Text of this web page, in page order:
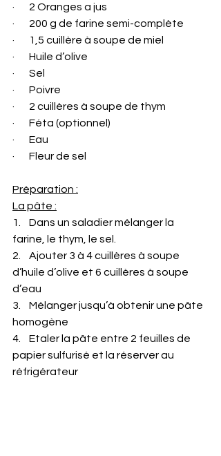
·       2 Oranges a jus
·       200 g de farine semi-complète
·       1,5 cuillère à soupe de miel
·       Huile d’olive
·       Sel
·       Poivre
·       2 cuillères à soupe de thym
·       Féta (optionnel)
·       Eau
·       Fleur de sel
Préparation :
La pâte :
1.    Dans un saladier mélanger la
farine, le thym, le sel.
2.    Ajouter 3 à 4 cuillères à soupe
d’huile d’olive et 6 cuillères à soupe
d’eau
3.    Mélanger jusqu’à obtenir une pâte
homogène
4.    Etaler la pâte entre 2 feuilles de
papier sulfurisé et la réserver au
réfrigérateur